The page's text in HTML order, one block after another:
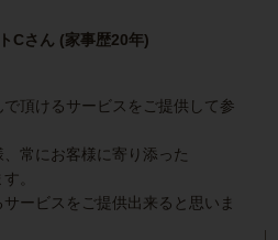
Cさん (家事歴20年)
頂けるサービスをご提供して参
常にお客様に寄り添った
。
ービスをご提供出来ると思いま